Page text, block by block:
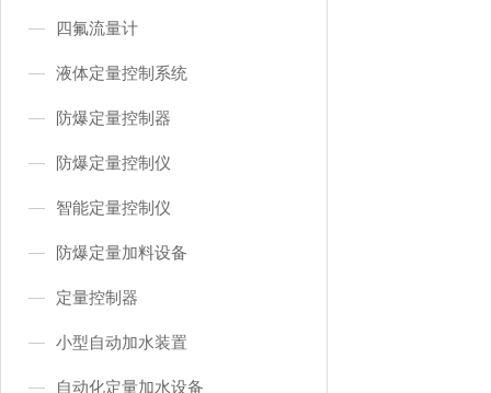
四氟流量计
液体定量控制系统
防爆定量控制器
防爆定量控制仪
智能定量控制仪
防爆定量加料设备
定量控制器
小型自动加水装置
自动化定量加水设备